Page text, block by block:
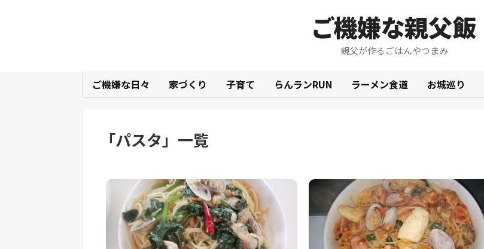
ご機嫌な親父飯
親父が作るごはんやつまみ
ご機嫌な日々 家づくり 子育て らんランRUN ラーメン食道 お城巡り
「パスタ 」 一覧